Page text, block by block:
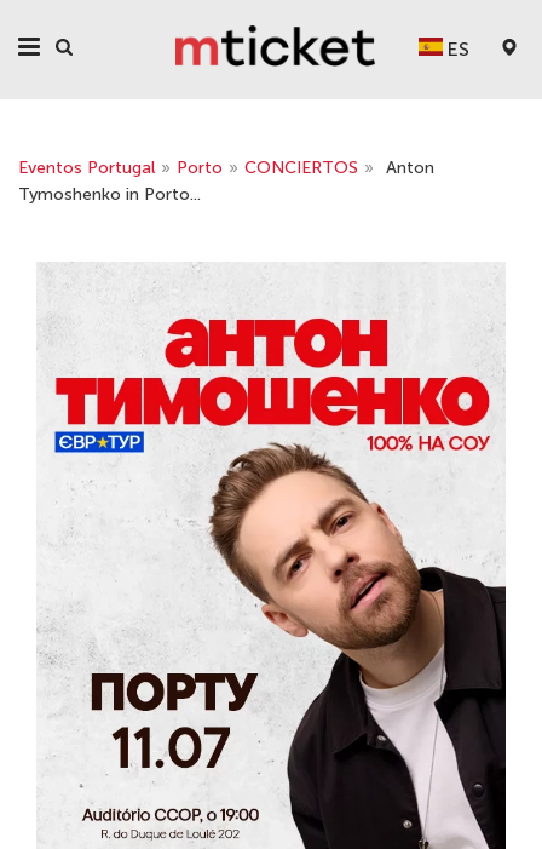
ES
Eventos Portugal » Porto » CONCIERTOS »
Anton
Tymoshenko in Porto...